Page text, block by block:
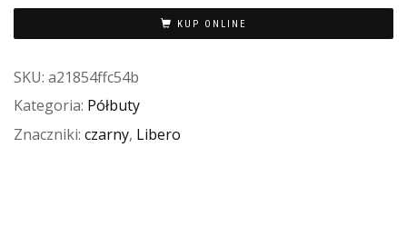
KUP ONLINE
SKU: a21854ffc54b
Kategoria: Półbuty
Znaczniki: czarny, Libero